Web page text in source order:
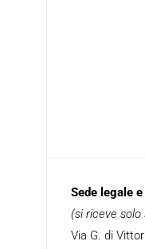
Sede legale
(si riceve
Via G. di